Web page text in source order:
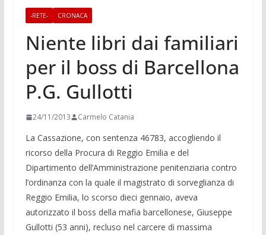
-RETE- CRONACA
Niente libri dai familiari
per il boss di Barcellona
P.G. Gullotti
24/11/2013 Carmelo Catania
La Cassazione, con sentenza 46783, accogliendo il
ricorso della Procura di Reggio Emilia e del
Dipartimento dell’Amministrazione penitenziaria contro
l’ordinanza con la quale il magistrato di sorveglianza di
Reggio Emilia, lo scorso dieci gennaio, aveva
autorizzato il boss della mafia barcellonese, Giuseppe
Gullotti (53 anni), recluso nel carcere di massima